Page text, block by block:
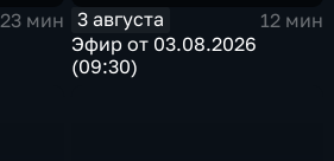
23 мин
3 августа
12 мин
Эфир от 03.08.2026
(09:30)